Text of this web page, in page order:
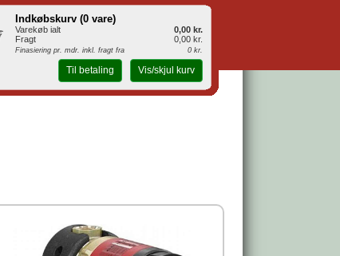
Indkøbskurv (0 vare)
Varekøb ialt
0,00 kr.
Fragt
0,00 kr.
Finasiering pr. mdr. inkl. fragt fra 0 kr.
Til betaling Vis/skjul kurv